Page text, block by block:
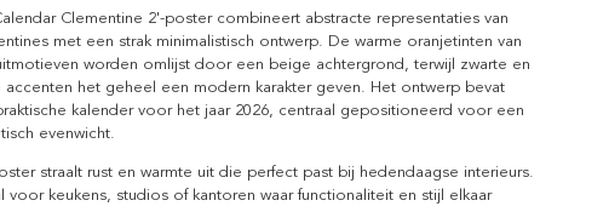
Clementine 2'-poster combineert abstracte representaties van
met een strak minimalistisch ontwerp. De warme oranjetinten van
worden omlijst door een beige achtergrond, terwijl zwarte en
accenten het geheel een modern karakter geven. Het ontwerp bevat
kalender voor het jaar 2026, centraal gepositioneerd voor een
evenwicht.
straalt rust en warmte uit die perfect past bij hedendaagse interieurs.
voor keukens, studios of kantoren waar functionaliteit en stijl elkaar